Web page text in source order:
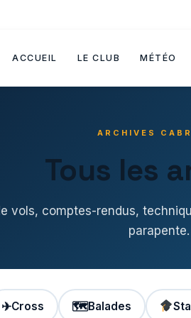
ACCUEIL LE CLUB MÉTÉO
ARCHIVES
Tous les
vols, comptes-rendus,
parapente.
✈Cross 🗺Balades